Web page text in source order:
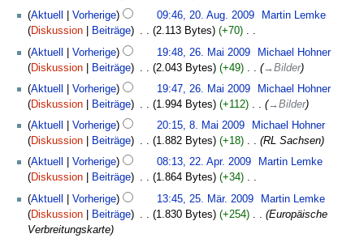
m
m
e
n
f
a
s
u
n
g
u
n
s
z
u
s
m
m
e
n
f
a
s
i
t
u
n
s
z
u
s
a
m
m
e
n
f
b
e
i
t
u
n
s
z
u
s
m
m
e
a
b
e
i
t
u
n
s
z
u
s
a
20.
August
Aktuell Vorherige 09:46, 20. Aug. 2009
Martin Lemke
Diskussion
Beiträge 2.113 Bytes +70 ‎
K
e
n
e
B
e
r
b
e
i
t
Mai
2009
Aktuell Vorherige 19:48, 26. Mai 2009
Michael Hohner
Diskussion
Beiträge 2.043 Bytes +49 ‎ →Bilder
Aktuell
Vorherige 19:47, 26. Mai 2009
Michael Hohner
Diskussion
Beiträge 1.994 Bytes +112 ‎ →Bilder
Mai
Aktuell Vorherige 20:15, 8. Mai 2009
Michael Hohner
Diskussion
Beiträge 1.882 Bytes +18 ‎ RL Sachsen
22.
April
Aktuell Vorherige 08:13, 22. Apr. 2009
Martin Lemke
Diskussion
Beiträge 1.864 Bytes +34 ‎
K
e
i
März
2009
Aktuell Vorherige 13:45, 25. Mär. 2009
Martin Lemke
Diskussion
Beiträge 1.830 Bytes +254 ‎
Europäische
Verbreitungskarte